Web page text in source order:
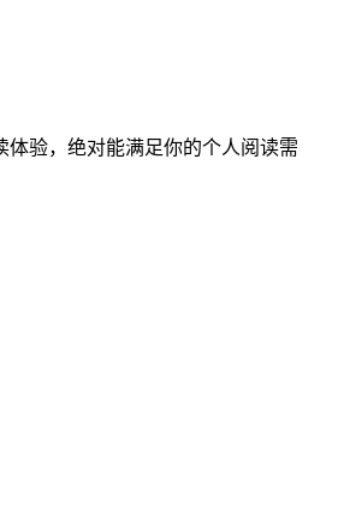
验，绝对能满足你的个人阅读需